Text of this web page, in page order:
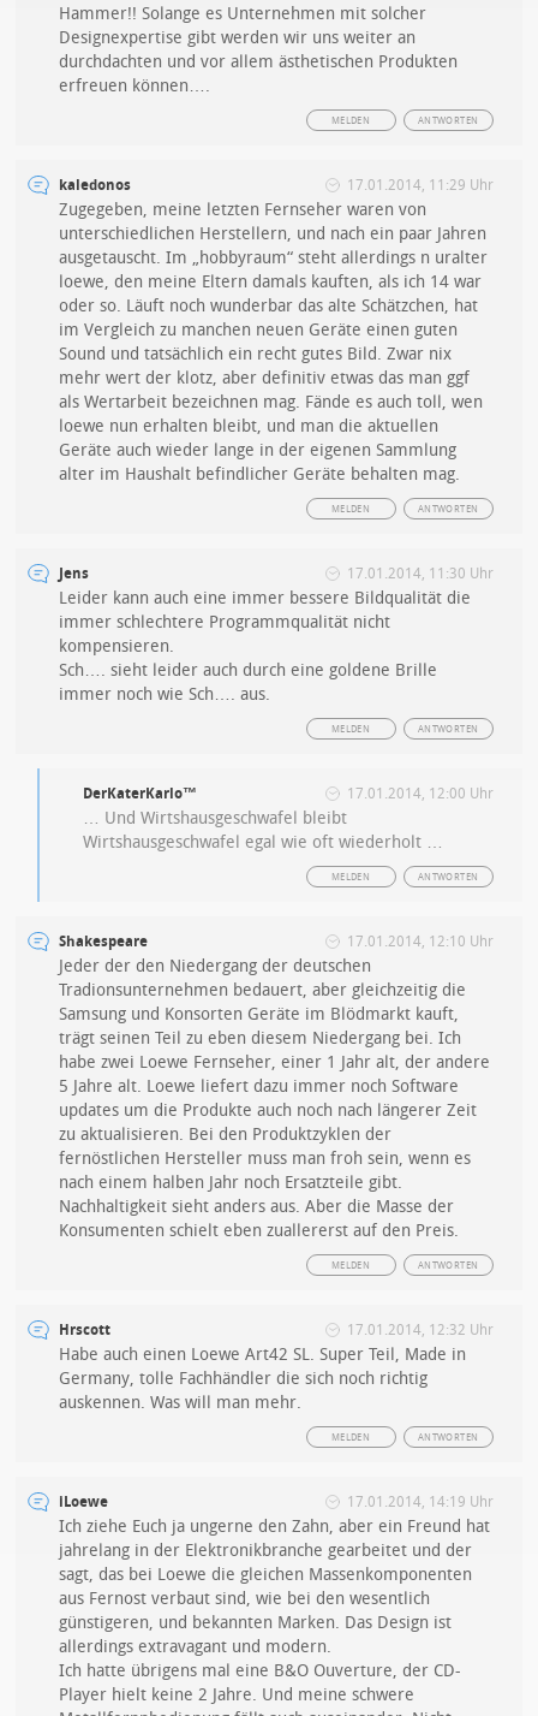
Hammer!! Solange es Unternehmen mit solcher
Designexpertise gibt werden wir uns weiter an
durchdachten und vor allem ästhetischen Produkten
erfreuen können….
ANTWORTEN
MELDEN
kaledonos 17.01.2014, 11:29 Uhr
Zugegeben, meine letzten Fernseher waren von
unterschiedlichen Herstellern, und nach ein paar Jahren
ausgetauscht. Im „hobbyraum“ steht allerdings n uralter
loewe, den meine Eltern damals kauften, als ich 14 war
oder so. Läuft noch wunderbar das alte Schätzchen, hat
im Vergleich zu manchen neuen Geräte einen guten
Sound und tatsächlich ein recht gutes Bild. Zwar nix
mehr wert der klotz, aber definitiv etwas das man ggf
als Wertarbeit bezeichnen mag. Fände es auch toll, wen
loewe nun erhalten bleibt, und man die aktuellen
Geräte auch wieder lange in der eigenen Sammlung
alter im Haushalt befindlicher Geräte behalten mag.
ANTWORTEN
MELDEN
Jens 17.01.2014, 11:30 Uhr
Leider kann auch eine immer bessere Bildqualität die
immer schlechtere Programmqualität nicht
kompensieren.
Sch…. sieht leider auch durch eine goldene Brille
immer noch wie Sch…. aus.
ANTWORTEN
MELDEN
DerKaterKarlo™ 17.01.2014, 12:00 Uhr
… Und Wirtshausgeschwafel bleibt
Wirtshausgeschwafel egal wie oft wiederholt …
ANTWORTEN
MELDEN
Shakespeare 17.01.2014, 12:10 Uhr
Jeder der den Niedergang der deutschen
Tradionsunternehmen bedauert, aber gleichzeitig die
Samsung und Konsorten Geräte im Blödmarkt kauft,
trägt seinen Teil zu eben diesem Niedergang bei. Ich
habe zwei Loewe Fernseher, einer 1 Jahr alt, der andere
5 Jahre alt. Loewe liefert dazu immer noch Software
updates um die Produkte auch noch nach längerer Zeit
zu aktualisieren. Bei den Produktzyklen der
fernöstlichen Hersteller muss man froh sein, wenn es
nach einem halben Jahr noch Ersatzteile gibt.
Nachhaltigkeit sieht anders aus. Aber die Masse der
Konsumenten schielt eben zuallererst auf den Preis.
ANTWORTEN
MELDEN
Hrscott 17.01.2014, 12:32 Uhr
Habe auch einen Loewe Art42 SL. Super Teil, Made in
Germany, tolle Fachhändler die sich noch richtig
auskennen. Was will man mehr.
ANTWORTEN
MELDEN
iLoewe 17.01.2014, 14:19 Uhr
Ich ziehe Euch ja ungerne den Zahn, aber ein Freund hat
jahrelang in der Elektronikbranche gearbeitet und der
sagt, das bei Loewe die gleichen Massenkomponenten
aus Fernost verbaut sind, wie bei den wesentlich
günstigeren, und bekannten Marken. Das Design ist
allerdings extravagant und modern.
Ich hatte übrigens mal eine B&O Ouverture, der CD-
Player hielt keine 2 Jahre. Und meine schwere